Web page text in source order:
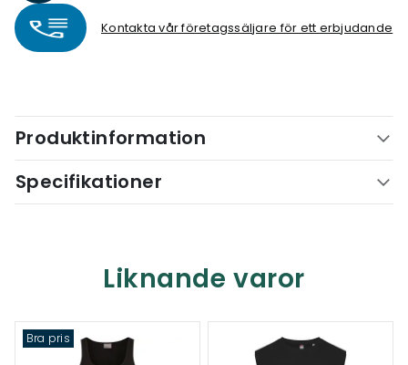
Kontakta vår företagssäljare för ett erbjudande
Produktinformation
Specifikationer
Liknande varor
Bra pris